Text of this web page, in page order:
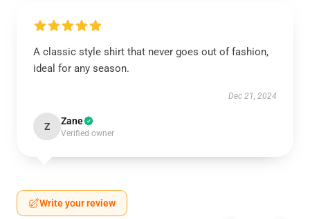
A classic style shirt that never goes out of fashion,
ideal for any season.
Dec 21, 2024
Z Zane
Verified owner
Write your review